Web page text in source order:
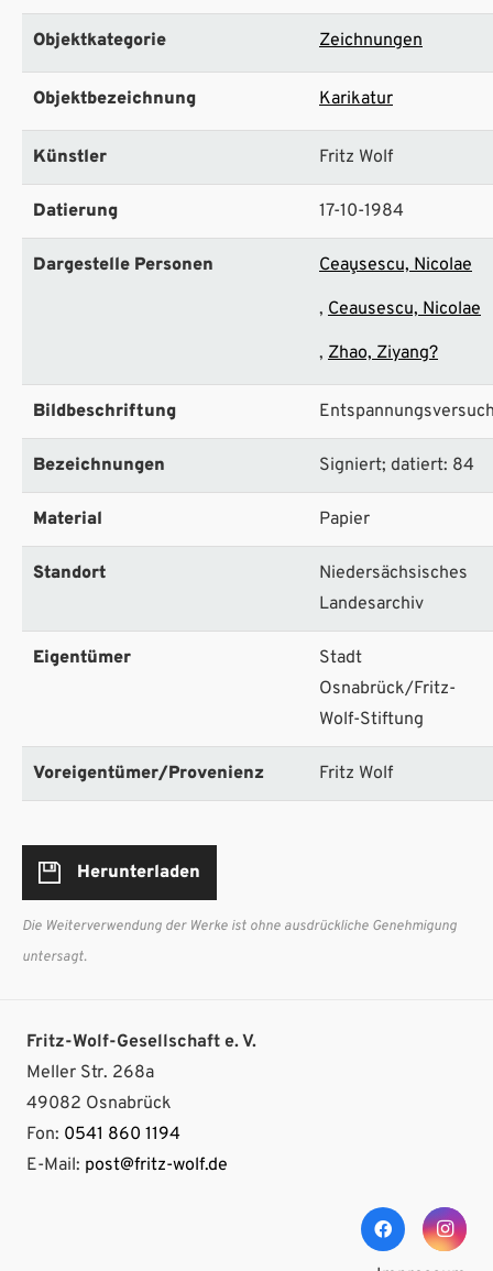
Objektkategorie Zeichnungen
Objektbezeichnung Karikatur
Künstler Fritz Wolf
Datierung 17-10-1984
Dargestelle Personen
Ceau¸sescu, Nicolae
Ceausescu, Nicolae
Zhao, Ziyang?
Bildbeschriftung
Bezeichnungen Signiert; datiert: 84
Material Papier
Standort
Niedersächsisches
Landesarchiv
Eigentümer
Stadt
Osnabrück/Fritz-
Wolf-Stiftung
Voreigentümer/Provenienz Fritz Wolf
Herunterladen
Die Weiterverwendung der Werke ist ohne ausdrückliche Genehmigung
untersagt.
Fritz-Wolf-Gesellschaft e. V.
Meller Str. 268a
49082 Osnabrück
Fon: 0541 860 1194
E-Mail: post@fritz-wolf.de